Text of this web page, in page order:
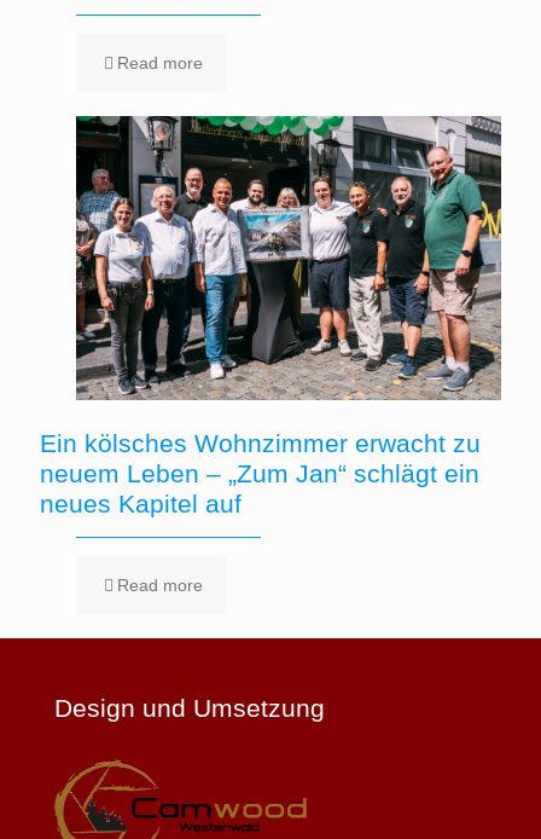
Read more
Ein kölsches Wohnzimmer erwacht zu
neuem Leben – „Zum Jan“ schlägt ein
neues Kapitel auf
Read more
Design und Umsetzung